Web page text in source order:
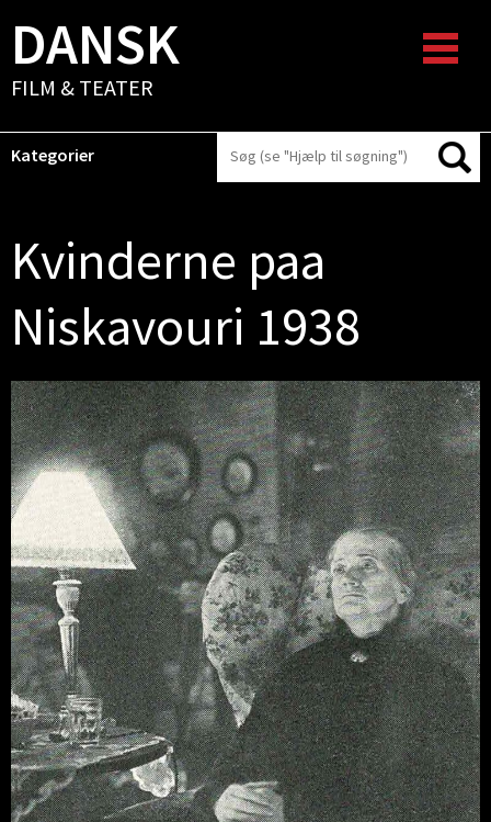
DANSK
FILM & TEATER
Kategorier
Kvinderne paa
Niskavouri 1938